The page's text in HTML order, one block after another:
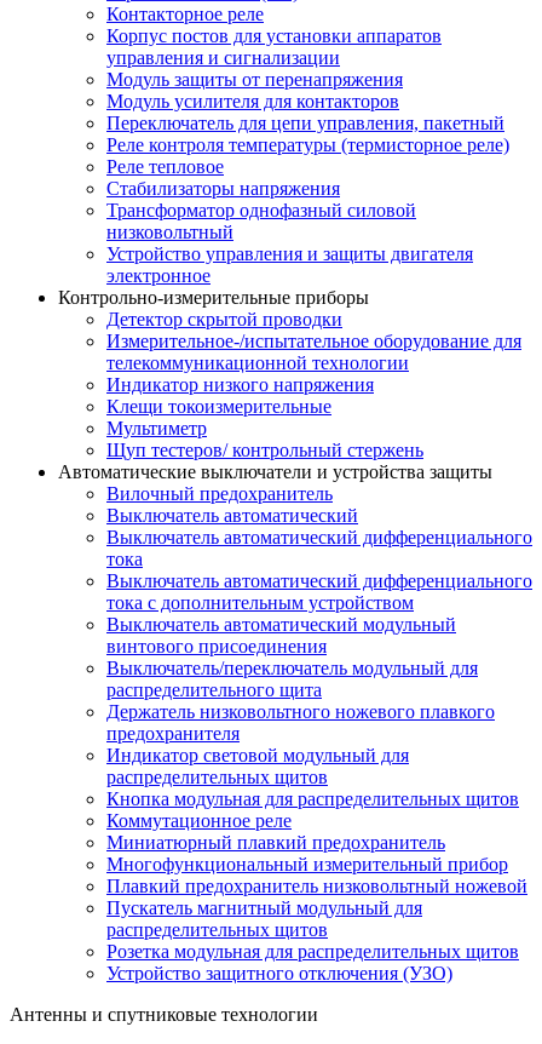
Контакторное реле
Корпус постов для установки аппаратов
управления и сигнализации
Модуль защиты от перенапряжения
Модуль усилителя для контакторов
Переключатель для цепи управления, пакетный
Реле контроля температуры (термисторное реле)
Реле тепловое
Стабилизаторы напряжения
Трансформатор однофазный силовой
низковольтный
Устройство управления и защиты двигателя
электронное
Контрольно-измерительные приборы
Детектор скрытой проводки
Измерительное-/испытательное оборудование для
телекоммуникационной технологии
Индикатор низкого напряжения
Клещи токоизмерительные
Мультиметр
Щуп тестеров/ контрольный стержень
Автоматические выключатели и устройства защиты
Вилочный предохранитель
Выключатель автоматический
Выключатель автоматический дифференциального
тока
Выключатель автоматический дифференциального
тока с дополнительным устройством
Выключатель автоматический модульный
винтового присоединения
Выключатель/переключатель модульный для
распределительного щита
Держатель низковольтного ножевого плавкого
предохранителя
Индикатор световой модульный для
распределительных щитов
Кнопка модульная для распределительных щитов
Коммутационное реле
Миниатюрный плавкий предохранитель
Многофункциональный измерительный прибор
Плавкий предохранитель низковольтный ножевой
Пускатель магнитный модульный для
распределительных щитов
Розетка модульная для распределительных щитов
Устройство защитного отключения (УЗО)
Антенны и спутниковые технологии